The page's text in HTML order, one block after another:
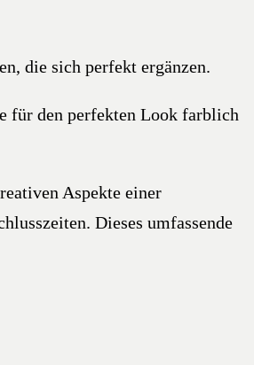
die sich perfekt ergänzen.
für den perfekten Look farblich
Aspekte einer
Dieses umfassende